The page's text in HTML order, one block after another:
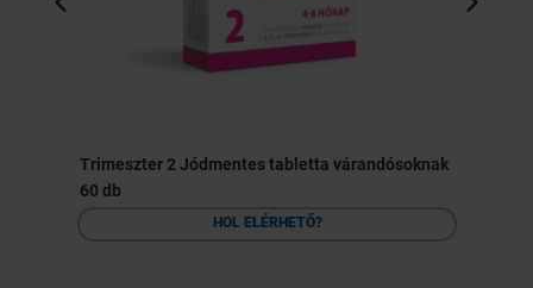
Trimeszter 2 Jódmentes tabletta várandósoknak
60 db
HOL ELÉRHETŐ?